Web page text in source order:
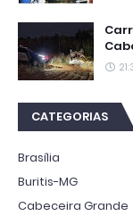
CATEGORIAS
Brasília
Buritis-MG
Cabeceira Grande